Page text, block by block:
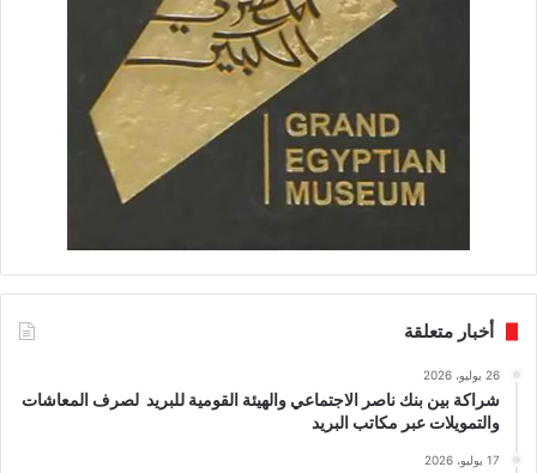
أخبار متعلقة
26 يوليو، 2026
شراكة بين بنك ناصر الاجتماعي والهيئة القومية للبريد لصرف المعاشات
والتمويلات عبر مكاتب البريد
17 يوليو، 2026